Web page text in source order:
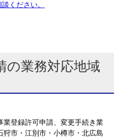
ください。
の業務対応地域
業登録許可申請、変更手続き業
狩市・江別市・小樽市・北広島